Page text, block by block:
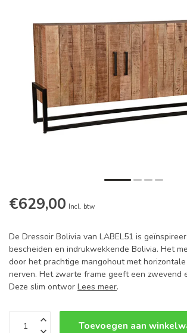
€629,00 Incl. btw
De Dressoir Bolivia van LABEL51 is
bescheiden en indrukwekkende Bolivia. Het
door het prachtige mangohout met
nerven. Het zwarte frame geeft een zwevend
Deze slim ontwor Lees meer.
Toevoegen aan